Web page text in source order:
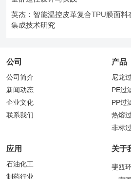
英杰：智能温控皮革复合TPU膜面料
集成技术研究
公司
公司简介
新闻动态
企业文化
联系我们
产品
尼龙
PE过
PP过
热熔
非标
应用
石油化工
制药行业
关于
斐瓯